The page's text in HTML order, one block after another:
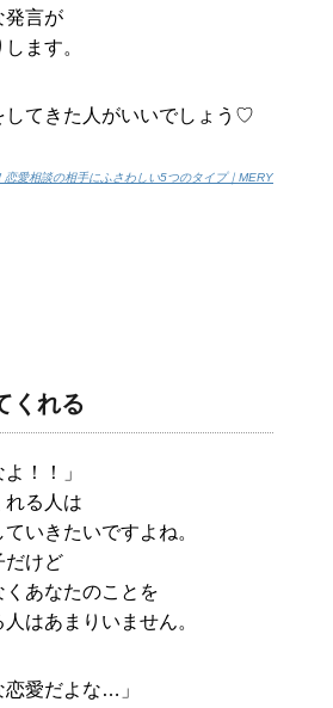
発言が
ます。
してきた人がいいでしょう♡
恋愛相談の相手にふさわしい5つのタイプ｜MERY
くれる
！！」
れる人は
いきたいですよね。
だけど
あなたのことを
はあまりいません。
恋愛だよな…」